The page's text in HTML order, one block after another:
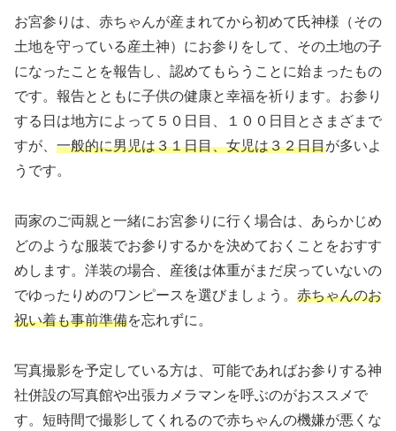
お宮参りは、赤ちゃんが産まれてから初めて氏神様（その
土地を守っている産土神）にお参りをして、その土地の子
になったことを報告し、認めてもらうことに始まったもの
です。報告とともに子供の健康と幸福を祈ります。お参り
する日は地方によって５０日目、１００日目とさまざまで
すが、 一般的に男児は３１日目、女児は３２日目が多いよ
うです。
両家のご両親と一緒にお宮参りに行く場合は、あらかじめ
どのような服装でお参りするかを決めておくことをおすす
めします。洋装の場合、産後は体重がまだ戻っていないの
でゆったりめのワンピースを選びましょう。 赤ちゃんのお
祝い着も事前準備を忘れずに。
写真撮影を予定している方は、可能であればお参りする神
社併設の写真館や出張カメラマンを呼ぶのがおススメで
す。短時間で撮影してくれるので赤ちゃんの機嫌が悪くな